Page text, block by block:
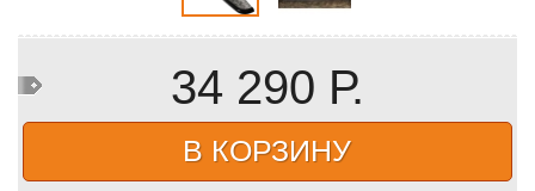
34 290 Р.
В КОРЗИНУ